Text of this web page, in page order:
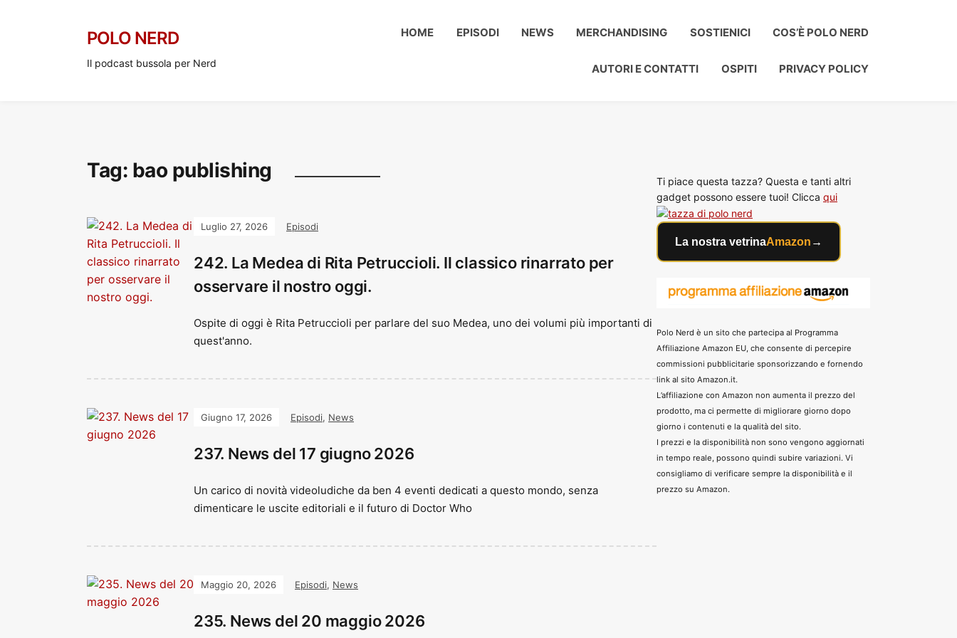
POLO NERD
Il podcast bussola per Nerd
HOME EPISODI NEWS MERCHANDISING SOSTIENICI COS’È POLO NERD
AUTORI E CONTATTI OSPITI PRIVACY POLICY
Tag: bao publishing
Luglio 27, 2026 Episodi
242. La Medea di Rita Petruccioli. Il classico rinarrato per
osservare il nostro oggi.
Ospite di oggi è Rita Petruccioli per parlare del suo Medea, uno dei volumi più importanti di
quest'anno.
Giugno 17, 2026 Episodi, News
237. News del 17 giugno 2026
Un carico di novità videoludiche da ben 4 eventi dedicati a questo mondo, senza
dimenticare le uscite editoriali e il futuro di Doctor Who
Maggio 20, 2026 Episodi, News
235. News del 20 maggio 2026
Ti piace questa tazza? Questa e tanti altri
gadget possono essere tuoi! Clicca qui
La nostra vetrinaAmazon →
Polo Nerd è un sito che partecipa al Programma
Affiliazione Amazon EU, che consente di percepire
commissioni pubblicitarie sponsorizzando e fornendo
link al sito Amazon.it.
L’affiliazione con Amazon non aumenta il prezzo del
prodotto, ma ci permette di migliorare giorno dopo
giorno i contenuti e la qualità del sito.
I prezzi e la disponibilità non sono vengono aggiornati
in tempo reale, possono quindi subire variazioni. Vi
consigliamo di verificare sempre la disponibilità e il
prezzo su Amazon.